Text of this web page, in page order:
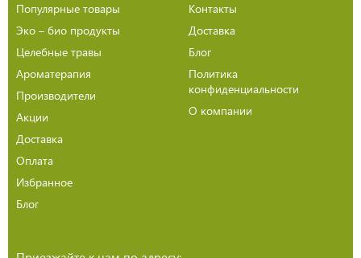
Популярные товары
Эко – био продукты
Целебные травы
Ароматерапия
Производители
Акции
Доставка
Оплата
Избранное
Блог
Контакты
Доставка
Блог
Политика
конфиденциальности
О компании